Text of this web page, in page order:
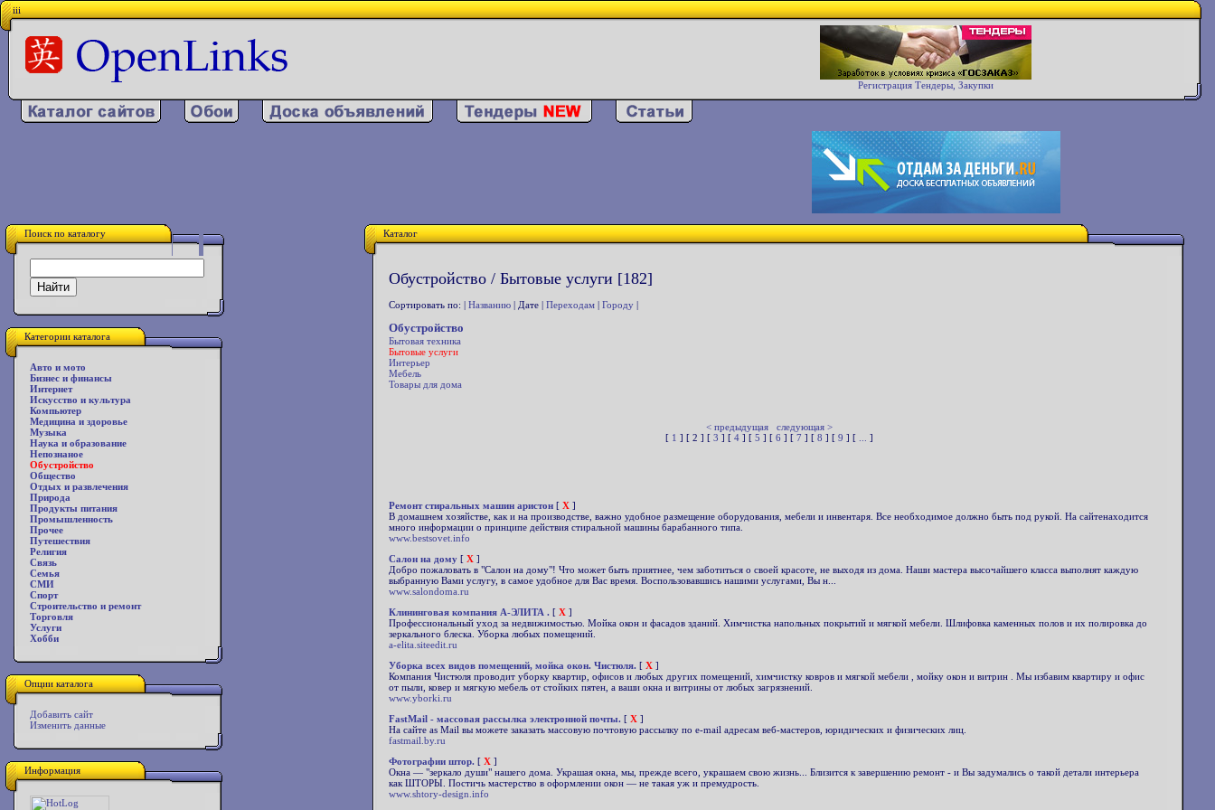
iii
Регистрация Тендеры, Закупки
Поиск по каталогу
Категории каталога
Авто и мото
Бизнес и финансы
Интернет
Искусство и культура
Компьютер
Медицина и здоровье
Музыка
Наука и образование
Непознаное
Обустройство
Общество
Отдых и развлечения
Природа
Продукты питания
Промышленность
Прочее
Путешествия
Религия
Связь
Семья
СМИ
Спорт
Строительство и ремонт
Торговля
Услуги
Хобби
Опции каталога
Добавить сайт
Изменить данные
Информация
Каталог
Обустройство / Бытовые услуги [182]
Сортировать по: | Названию | Дате | Переходам | Городу |
Обустройство
Бытовая техника
Бытовые услуги
Интерьер
Мебель
Товары для дома
< предыдущая
следующая >
[1 ] [ 2 ] [3 ] [4 ] [5 ] [6 ] [7 ] [8 ] [9 ] [... ]
Ремонт стиральных машин аристон [ X ]
В домашнем хозяйстве, как и на производстве, важно удобное размещение оборудования, мебели и инвентаря. Все необходимое должно быть под рукой. На сайтенаходится
много информации о принципе действия стиральной машины барабанного типа.
www.bestsovet.info
Салон на дому [ X ]
Добро пожаловать в "Салон на дому"! Что может быть приятнее, чем заботиться о своей красоте, не выходя из дома. Наши мастера высочайшего класса выполнят каждую
выбранную Вами услугу, в самое удобное для Вас время. Воспользовавшись нашими услугами, Вы н...
www.salondoma.ru
Клининговая компания А-ЭЛИТА . [ X ]
Профессиональный уход за недвижимостью. Мойка окон и фасадов зданий. Химчистка напольных покрытий и мягкой мебели. Шлифовка каменных полов и их полировка до
зеркального блеска. Уборка любых помещений.
a-elita.siteedit.ru
Уборка всех видов помещений, мойка окон. Чистюля. [ X ]
Компания Чистюля проводит уборку квартир, офисов и любых других помещений, химчистку ковров и мягкой мебели , мойку окон и витрин . Мы избавим квартиру и офис
от пыли, ковер и мягкую мебель от стойких пятен, а ваши окна и витрины от любых загрязнений.
www.yborki.ru
FastMail - массовая рассылка электронной почты. [ X ]
На сайте as Mail вы можете заказать массовую почтовую рассылку по e-mail адресам веб-мастеров, юридических и физических лиц.
fastmail.by.ru
Фотографии штор. [ X ]
Окна — "зеркало души" нашего дома. Украшая окна, мы, прежде всего, украшаем свою жизнь... Близится к завершению ремонт - и Вы задумались о такой детали интерьера
как ШТОРЫ. Постичь мастерство в оформлении окон — не такая уж и премудрость.
www.shtory-design.info